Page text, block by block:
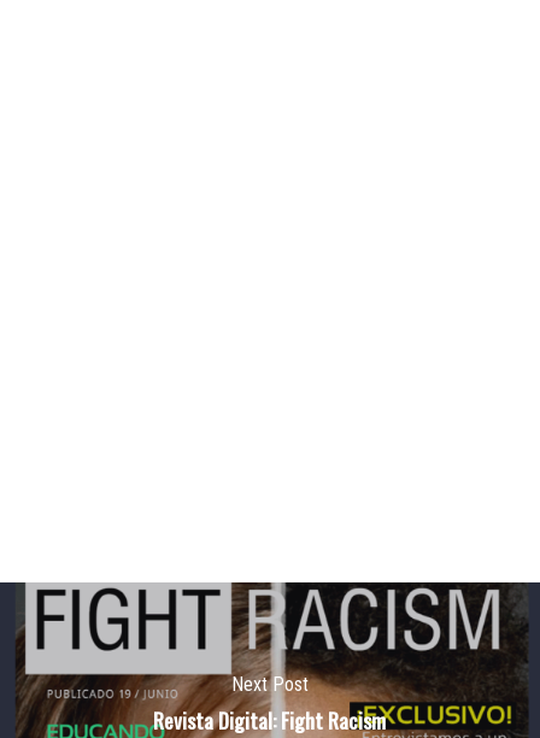
Next Post
Revista Digital: Fight Racism